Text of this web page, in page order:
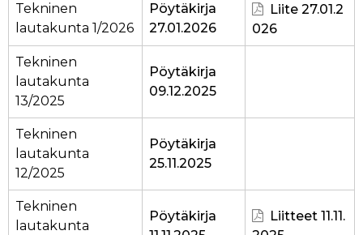
Tekninen
lautakunta 1/2026
Pöytäkirja
27.01.2026
Liite 27.01.2
026
Tekninen
lautakunta
13/2025
Pöytäkirja
09.12.2025
Tekninen
lautakunta
12/2025
Pöytäkirja
25.11.2025
Tekninen
lautakunta
Pöytäkirja
Liitteet 11.11.